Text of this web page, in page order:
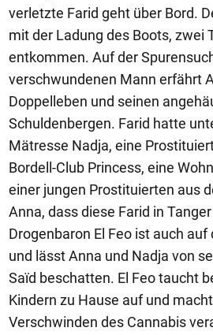
verletzte Farid geht über Bord.
mit der Ladung des Boots, zwei
entkommen. Auf der
verschwundenen Mann erfährt
Doppelleben und seinen
Schuldenbergen. Farid hatte
Mätresse Nadja, eine
Bordell-Club Princess, eine
einer jungen Prostituierten aus
Anna, dass diese Farid in
Drogenbaron El Feo ist auch auf
und lässt Anna und Nadja von
Saïd beschatten. El Feo taucht
Kindern zu Hause auf und
Verschwinden des Cannabis